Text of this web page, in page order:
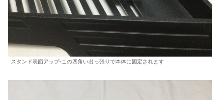
スタンド表面アップ-この四角い出っ張りで本体に固定されます